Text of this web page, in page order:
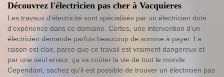
Découvrez l'électricien pas cher à Vacquieres
Les travaux d'électricité sont spécialisés par un électricien doté
d'expérience dans ce domaine. Certes, une intervention d'un
électricien demande parfois beaucoup de somme à payer. La
raison est clair, parce que ce travail est vraiment dangereux et
par une seul erreur, ça va coûter la vie de tout le monde.
Cependant, sachez qu'il est possible de trouver un électricien pas